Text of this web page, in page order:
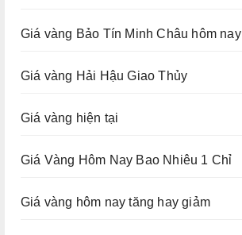
Giá vàng Bảo Tín Minh Châu hôm nay
Giá vàng Hải Hậu Giao Thủy
Giá vàng hiện tại
Giá Vàng Hôm Nay Bao Nhiêu 1 Chỉ
Giá vàng hôm nay tăng hay giảm